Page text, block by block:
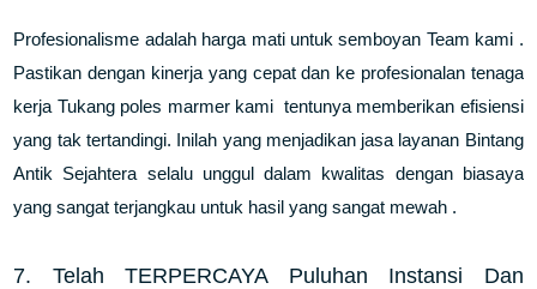
Profesionalisme adalah harga mati untuk semboyan Team kami .
Pastikan dengan kinerja yang cepat dan ke profesionalan tenaga
kerja Tukang poles marmer kami tentunya memberikan efisiensi
yang tak tertandingi. Inilah yang menjadikan jasa layanan Bintang
Antik Sejahtera selalu unggul dalam kwalitas dengan biasaya
yang sangat terjangkau untuk hasil yang sangat mewah .
7. Telah TERPERCAYA Puluhan Instansi Dan